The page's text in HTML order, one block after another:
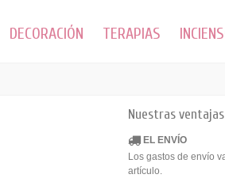
DECORACIÓN TERAPIAS
Nuestras ventajas
EL ENVÍO
Los gastos de envío
artículo.